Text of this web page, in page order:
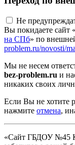
Не
Вы покидаете сайт «
на СПб» по
problem.ru/novosti/
Мы не несем
bez-problem.ru и
никаких своих
Если Вы не хотите
нажмите отмена,
«Сайт ГБДОУ №45